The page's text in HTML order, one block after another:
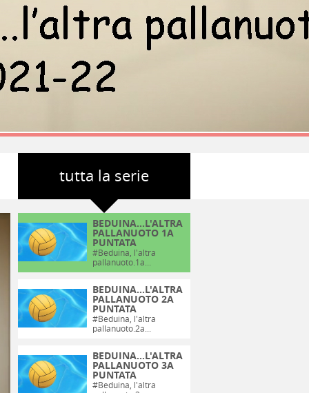
tutta la serie
BEDUINA...L'ALTRA
PALLANUOTO 1A
PUNTATA
#Beduina , l'altra
pallanuoto.1a...
BEDUINA...L'ALTRA
PALLANUOTO 2A
PUNTATA
#Beduina , l'altra
pallanuoto.2a...
BEDUINA...L'ALTRA
PALLANUOTO 3A
PUNTATA
#Beduina , l'altra